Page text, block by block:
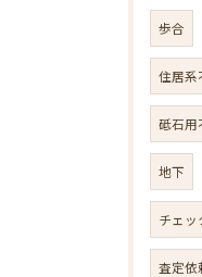
歩合
住居系
砥石用
地下
チェッ
査定依